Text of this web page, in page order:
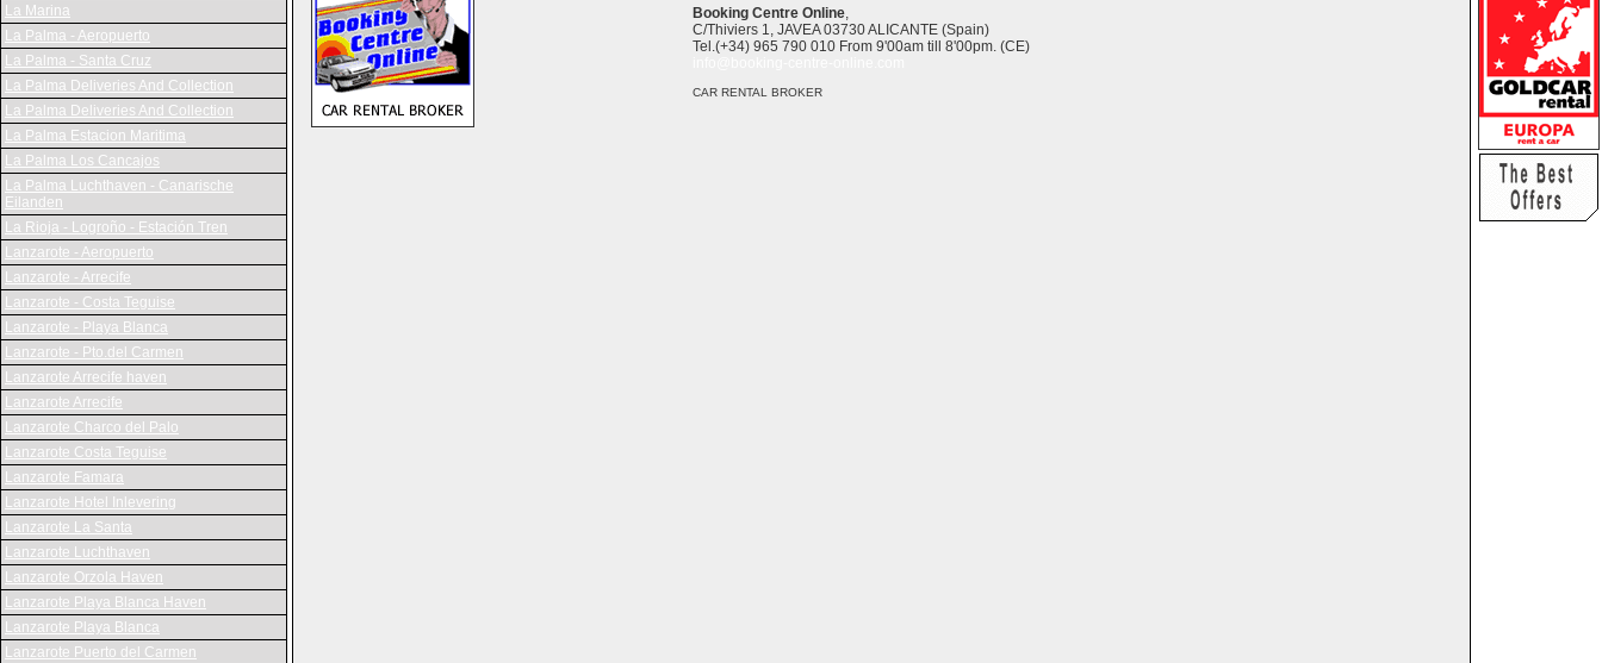
La Marina
La Palma - Aeropuerto
La Palma - Santa Cruz
La Palma Deliveries And Collection
La Palma Deliveries And Collection
La Palma Estacion Maritima
La Palma Los Cancajos
La Palma Luchthaven - Canarische
Eilanden
La Rioja - Logroño - Estación Tren
Lanzarote - Aeropuerto
Lanzarote - Arrecife
Lanzarote - Costa Teguise
Lanzarote - Playa Blanca
Lanzarote - Pto.del Carmen
Lanzarote Arrecife haven
Lanzarote Arrecife
Lanzarote Charco del Palo
Lanzarote Costa Teguise
Lanzarote Famara
Lanzarote Hotel Inlevering
Lanzarote La Santa
Lanzarote Luchthaven
Lanzarote Orzola Haven
Lanzarote Playa Blanca Haven
Lanzarote Playa Blanca
Lanzarote Puerto del Carmen
Booking Centre Online,
C/Thiviers 1, JAVEA 03730 ALICANTE (Spain)
Tel.(+34) 965 790 010 From 9'00am till 8'00pm. (CE)
CAR RENTAL BROKER